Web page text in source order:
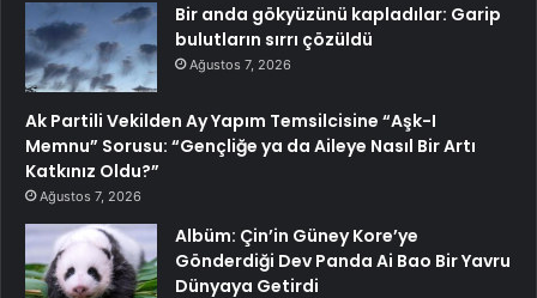
Bir anda gökyüzünü kapladılar: Garip
bulutların sırrı çözüldü
Ağustos 7, 2026
Ak Partili Vekilden Ay Yapım Temsilcisine “Aşk-I
Memnu” Sorusu: “Gençliğe ya da Aileye Nasıl Bir Artı
Katkınız Oldu?”
Ağustos 7, 2026
Albüm: Çin’in Güney Kore’ye
Gönderdiği Dev Panda Ai Bao Bir Yavru
Dünyaya Getirdi